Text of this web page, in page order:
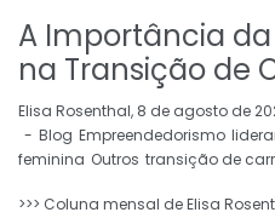
A Importância
na Transição de
by
Elisa Rosenthal 8 de agosto de
Blog Empreendedorismo
feminina Outros transição de
>>> Coluna mensal de Elisa